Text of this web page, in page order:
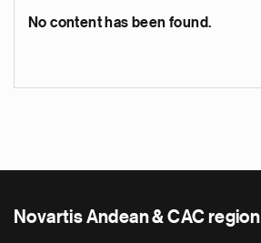
No content has been found.
Novartis Andean & CAC region